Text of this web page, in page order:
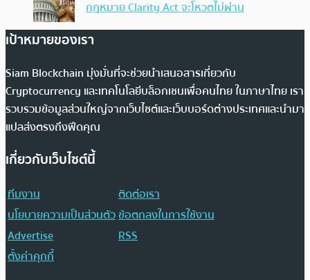
กฎหมาย Clarity Act จะโหวตไม่ผ่าน
เป้าหมายของเรา
Siam Blockchain มุ่งมั่นที่จะช่วยนำเสนอสารเกี่ยวกับ
Cryptocurrency และเทคโนโลยีบล็อกเชนเพื่อคนไทย ในภาษาไทย เรา
รวบรวมข้อมูลส่วนใหญ่จากเว็บไซต์และเว็บบอร์ดต่างประเทศและนำมา
แปลส่งตรงถึงฟีดคุณ
เกี่ยวกับเว็บไซต์นี้
ทีมงาน
ติดต่อเรา
นโยบายความเป็นส่วนตัวข้อตกลงในการใช้งาน
Advertise
RSS
ตั้งค่าคุกกี้